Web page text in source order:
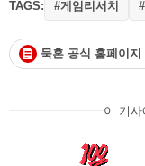
TAGS: #게임리서치
묵혼 공식 홈페이지
이 기